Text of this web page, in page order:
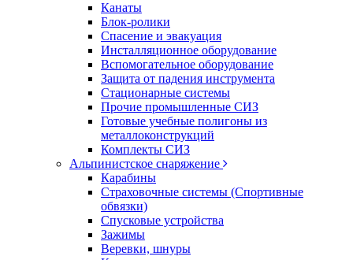
Канаты
Блок-ролики
Спасение и эвакуация
Инсталляционное оборудование
Вспомогательное оборудование
Защита от падения инструмента
Стационарные системы
Прочие промышленные СИЗ
Готовые учебные полигоны из
металлоконструкций
Комплекты СИЗ
Альпинистское снаряжение
Карабины
Страховочные системы (Спортивные
обвязки)
Спусковые устройства
Зажимы
Веревки, шнуры